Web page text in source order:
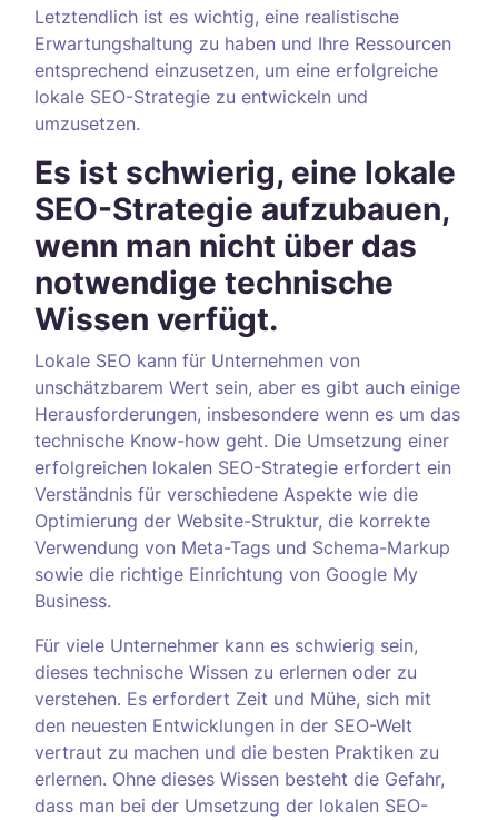
Letztendlich ist es wichtig, eine realistische
Erwartungshaltung zu haben und Ihre Ressourcen
entsprechend einzusetzen, um eine erfolgreiche
lokale SEO-Strategie zu entwickeln und
umzusetzen.
Es ist schwierig, eine lokale
SEO-Strategie aufzubauen,
wenn man nicht über das
notwendige technische
Wissen verfügt.
Lokale SEO kann für Unternehmen von
unschätzbarem Wert sein, aber es gibt auch einige
Herausforderungen, insbesondere wenn es um das
technische Know-how geht. Die Umsetzung einer
erfolgreichen lokalen SEO-Strategie erfordert ein
Verständnis für verschiedene Aspekte wie die
Optimierung der Website-Struktur, die korrekte
Verwendung von Meta-Tags und Schema-Markup
sowie die richtige Einrichtung von Google My
Business.
Für viele Unternehmer kann es schwierig sein,
dieses technische Wissen zu erlernen oder zu
verstehen. Es erfordert Zeit und Mühe, sich mit
den neuesten Entwicklungen in der SEO-Welt
vertraut zu machen und die besten Praktiken zu
erlernen. Ohne dieses Wissen besteht die Gefahr,
dass man bei der Umsetzung der lokalen SEO-